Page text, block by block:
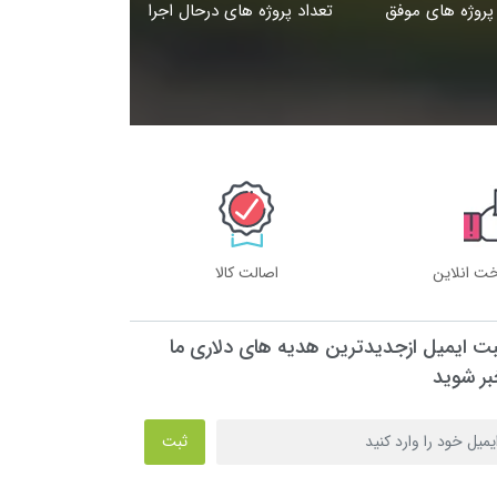
پروژه های موفق تعداد پروژه های درحال اجرا
انلاین اصالت کالا
ایمیل ازجدیدترین هدیه های دلاری ما
شوید
ثبت